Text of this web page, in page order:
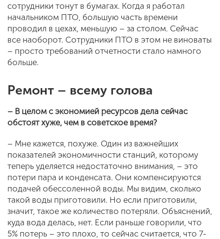
сотрудники тонут в бумагах. Когда я работал
начальником ПТО, большую часть времени
проводил в цехах, меньшую – за столом. Сейчас
все наоборот. Сотрудники ПТО в этом не виноваты
– просто требований отчетности стало намного
больше.
Ремонт – всему голова
– В целом с экономией ресурсов дела сейчас
обстоят хуже, чем в советское время?
– Мне кажется, похуже. Один из важнейших
показателей экономичности станций, которому
теперь уделяется недостаточно внимания, – это
потери пара и конденсата. Они компенсируются
подачей обессоленной воды. Мы видим, сколько
такой воды приготовили. Но если приготовили,
значит, такое же количество потеряли. Объяснений,
куда вода делась, нет. Если раньше говорили, что
5% потерь – это плохо, то сейчас считается, что 7-